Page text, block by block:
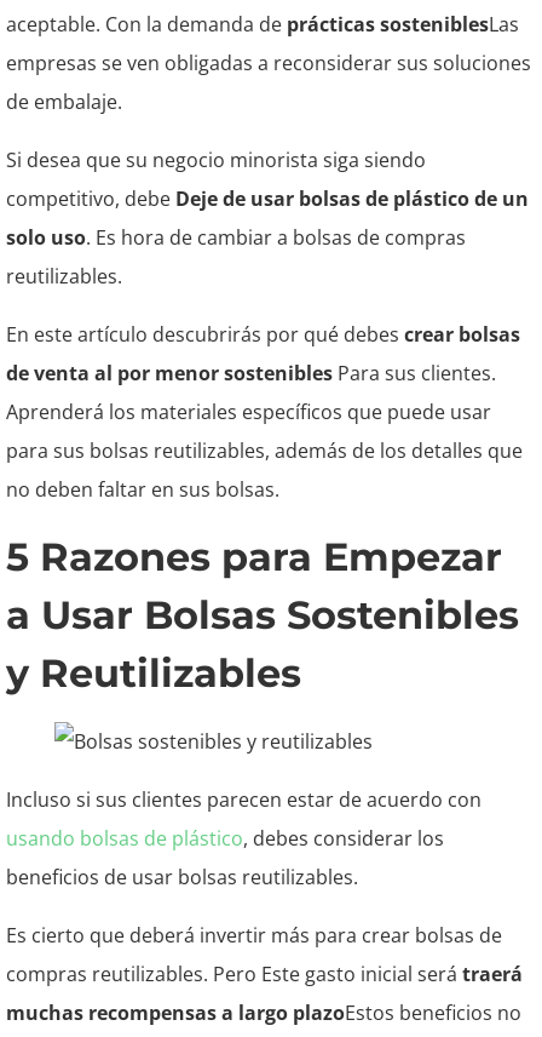
aceptable. Con la demanda de prácticas sosteniblesLas
empresas se ven obligadas a reconsiderar sus soluciones
de embalaje.
Si desea que su negocio minorista siga siendo
competitivo, debe Deje de usar bolsas de plástico de un
solo uso. Es hora de cambiar a bolsas de compras
reutilizables.
En este artículo descubrirás por qué debes crear bolsas
de venta al por menor sostenibles Para sus clientes.
Aprenderá los materiales específicos que puede usar
para sus bolsas reutilizables, además de los detalles que
no deben faltar en sus bolsas.
5 Razones para Empezar
a Usar Bolsas Sostenibles
y Reutilizables
Incluso si sus clientes parecen estar de acuerdo con
usando bolsas de plástico, debes considerar los
beneficios de usar bolsas reutilizables.
Es cierto que deberá invertir más para crear bolsas de
compras reutilizables. Pero Este gasto inicial será traerá
muchas recompensas a largo plazoEstos beneficios no